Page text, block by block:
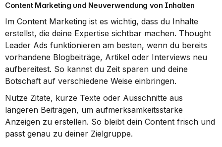
Content Marketing und Neuverwendung von Inhalten
Im Content Marketing ist es wichtig, dass du Inhalte
erstellst, die deine Expertise sichtbar machen. Thought
Leader Ads funktionieren am besten, wenn du bereits
vorhandene Blogbeiträge, Artikel oder Interviews neu
aufbereitest. So kannst du Zeit sparen und deine
Botschaft auf verschiedene Weise einbringen.
Nutze Zitate, kurze Texte oder Ausschnitte aus
längeren Beiträgen, um aufmerksamkeitsstarke
Anzeigen zu erstellen. So bleibt dein Content frisch und
passt genau zu deiner Zielgruppe.